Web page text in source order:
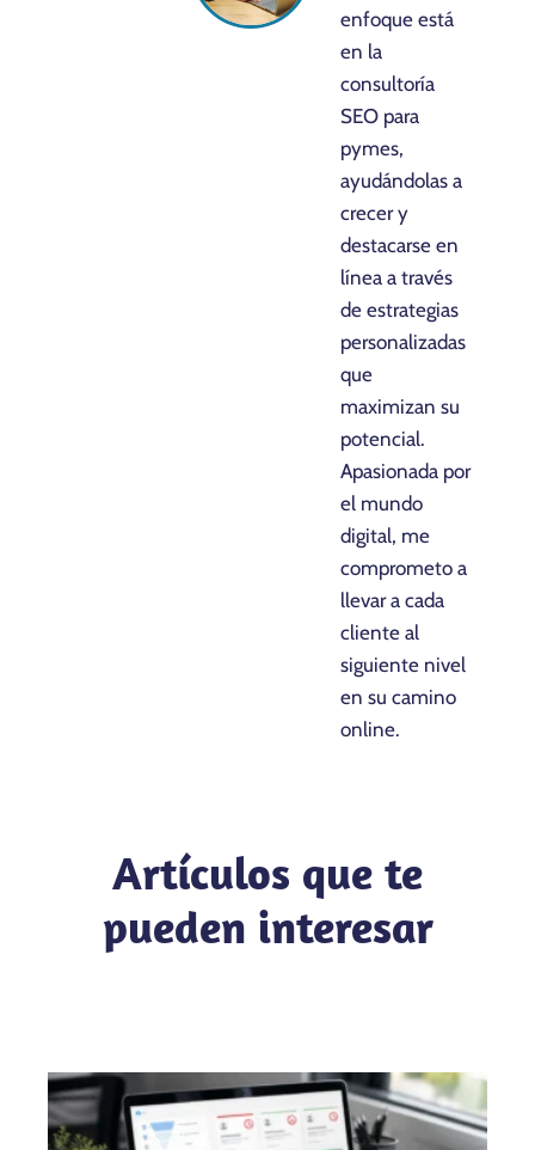
enfoque está
en la
consultoría
SEO para
pymes,
ayudándolas a
crecer y
destacarse en
línea a través
de estrategias
personalizadas
que
maximizan su
potencial.
Apasionada por
el mundo
digital, me
comprometo a
llevar a cada
cliente al
siguiente nivel
en su camino
online.
Artículos que te
pueden interesar